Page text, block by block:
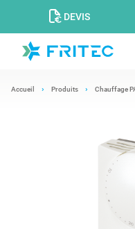
DEVIS
Accueil Produits Chauffage